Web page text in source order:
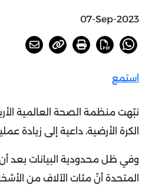
07-Sep-2023
استمع
الكرة الأرضية، داعية إلى زيادة
المتحدة أنّ مئات الآلاف من